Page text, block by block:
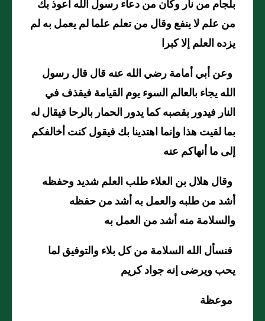
بلجام من نار وكان من دعاء رسول الله أعوذ بك
من علم لا ينفع وقال من تعلم علما لم يعمل به لم
يزده العلم إلا كبرا
وعن أبي أمامة رضي الله عنه قال قال رسول
الله يجاء بالعالم السوء يوم القيامة فيقذف في
النار فيدور بقصبه كما يدور الحمار بالرحا فيقال له
بما لقيت هذا وإنما اهتدينا بك فيقول كنت أخالفكم
إلى ما أنهاكم عنه
وقال هلال بن العلاء طلب العلم شديد وحفظه
أشد من طلبه والعمل به أشد من حفظه
والسلامة منه أشد من العمل به
فنسأل الله السلامة من كل بلاء والتوفيق لما
يحب ويرضى إنه جواد كريم
موعظة